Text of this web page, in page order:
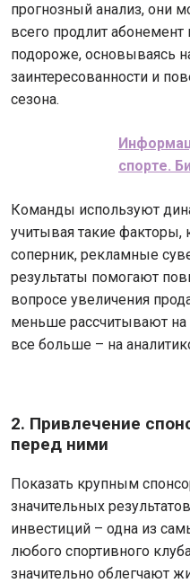
прогнозный анализ, они
всего продлит
подороже, основываясь
заинтересованности и
сезона.
спорте.
Команды используют
учитывая такие факторы,
соперник, рекламные
результаты помогают
вопросе увеличения
меньше рассчитывают
все больше – на
2. Привлечение
перед ними
Показать крупным
значительных
инвестиций – одна из
любого спортивного
значительно облегчают